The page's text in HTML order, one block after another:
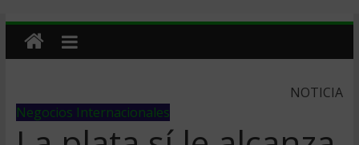
NOTICIA
Negocios Internacionales